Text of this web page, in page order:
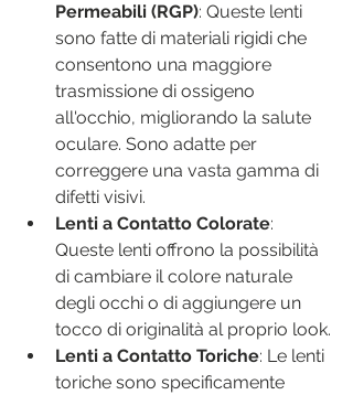
Permeabili (RGP): Queste lenti
sono fatte di materiali rigidi che
consentono una maggiore
trasmissione di ossigeno
all'occhio, migliorando la salute
oculare. Sono adatte per
correggere una vasta gamma di
difetti visivi.
Lenti a Contatto Colorate:
Queste lenti offrono la possibilità
di cambiare il colore naturale
degli occhi o di aggiungere un
tocco di originalità al proprio look.
Lenti a Contatto Toriche: Le lenti
toriche sono specificamente